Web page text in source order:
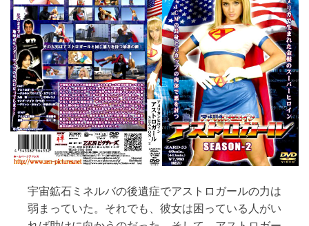
S
E
A
S
O
N
1
宇宙鉱石ミネルバの後遺症でアストロガールの力は
弱まっていた。それでも、彼女は困っている人がい